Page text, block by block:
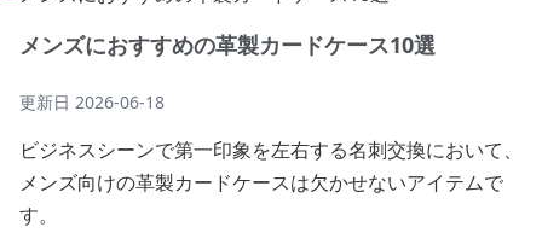
メンズにおすすめの革製カードケース10選
更新日 2026-06-18
ビジネスシーンで第一印象を左右する名刺交換において、
メンズ向けの革製カードケースは欠かせないアイテムで
す。